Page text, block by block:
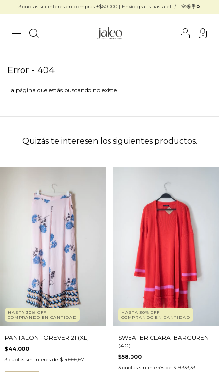
3 cuotas sin interés en compras +$60.000 | Envío gratis hasta el 1/11 🌸🐝💐♻️
0
Error - 404
La página que estás buscando no existe.
Quizás te interesen los siguientes productos.
HASTA 30% OFF
COMPRANDO EN CANTIDAD
PANTALON FOREVER 21 (XL)
$44.000
3 cuotas sin interés de $14.666,67
HASTA 30% OFF
COMPRANDO EN CANTIDAD
SWEATER CLARA IBARGUREN
(40)
$58.000
3 cuotas sin interés de $19.333,33